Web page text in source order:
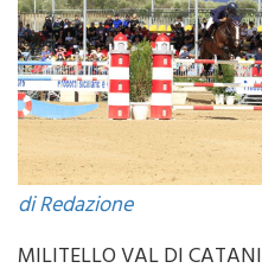
di Redazione